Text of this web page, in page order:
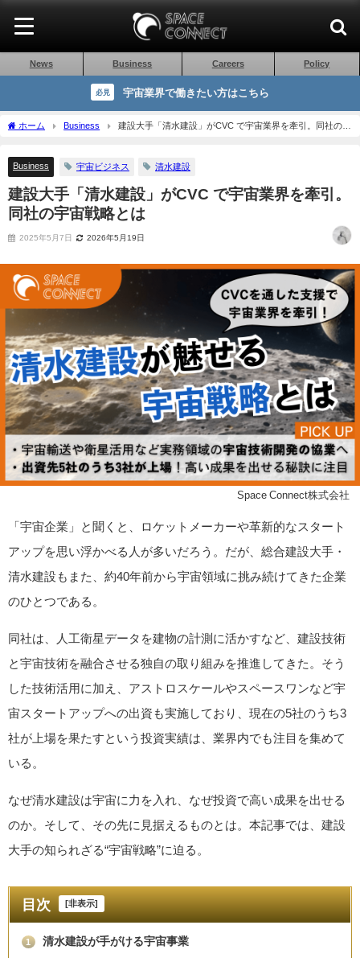
News Business Careers Policy
必見 宇宙業界で働きたい方はこちら
ホーム Business
建設大手「清水建設」がCVC で宇宙業界を牽引。同社の宇
Business 宇宙ビジネス 清水建設
建設大手「清水建設」がCVC で宇宙業界を牽引。
同社の宇宙戦略とは
2025年5月7日 2026年5月19日
©Space Connect株式会社
「宇宙企業」と聞くと、ロケットメーカーや革新的なスタート
アップを思い浮かべる人が多いだろう。だが、総合建設大手・
清水建設もまた、約40年前から宇宙領域に挑み続けてきた企業
のひとつである。
同社は、人工衛星データを建物の計測に活かすなど、建設技術
と宇宙技術を融合させる独自の取り組みを推進してきた。そう
した技術活用に加え、アストロスケールやスペースワンなど宇
宙スタートアップへの出資も実施しており、現在の5社のうち3
社が上場を果たすという投資実績は、業界内でも注目を集めて
いる。
なぜ清水建設は宇宙に力を入れ、なぜ投資で高い成果を出せる
のか。そして、その先に見据えるものとは。本記事では、建設
大手の知られざる“宇宙戦略”に迫る。
目次 非表示]
1 清水建設が手がける宇宙事業